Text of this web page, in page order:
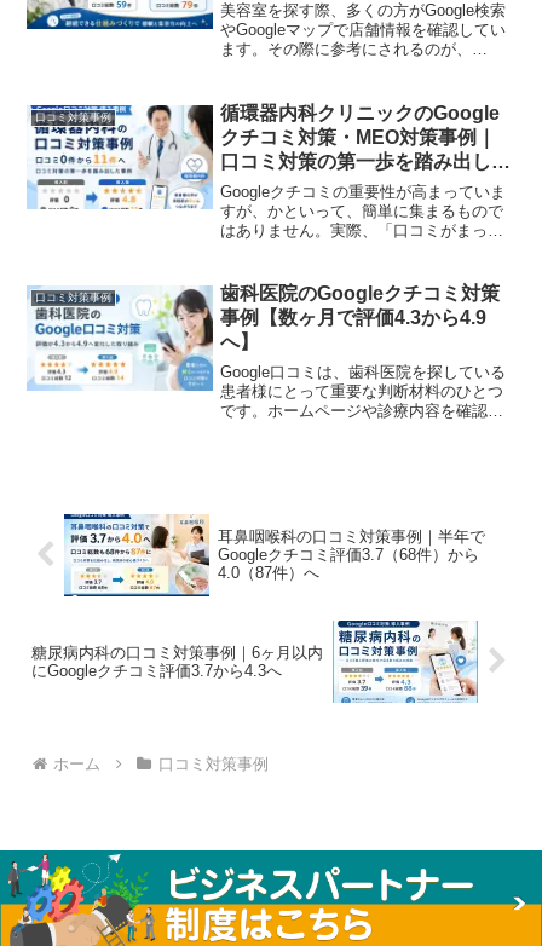
美容室を探す際、多くの方がGoogle検索
やGoogleマップで店舗情報を確認してい
ます。その際に参考にされるのが、
少なかったり評価が低く見えてしまった
りすると、...
口コミ対策事例
循環器内科クリニックのGoogle
クチコミ対策・MEO対策事例｜
口コミ対策の第一歩を踏み出した
例
Googleクチコミの重要性が高まっていま
すが、かといって、簡単に集まるもので
はありません。実際、「口コミがまった
抱えるクリニックも多くあります。今回
は、Google口...
口コミ対策事例
歯科医院のGoogleクチコミ対策
事例【数ヶ月で評価4.3から4.9
へ】
Google口コミは、歯科医院を探している
患者様にとって重要な判断材料のひとつ
です。ホームページや診療内容を確認す
耳鼻咽喉科の口コミ対策事例｜半年で
Googleクチコミ評価3.7（68件）から
4.0（87件）へ
糖尿病内科の口コミ対策事例｜6ヶ月以内
にGoogleクチコミ評価3.7から4.3へ
ホーム 口コミ対策事例